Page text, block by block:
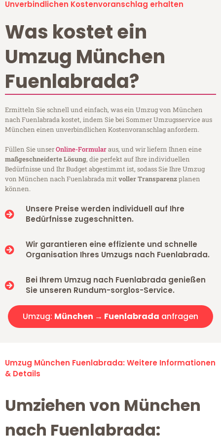
Unverbindlichen Kostenvoranschlag erhalten
Was kostet ein
Umzug München
Fuenlabrada?
Ermitteln Sie schnell und einfach, was ein Umzug von München
nach Fuenlabrada kostet, indem Sie bei Sommer Umzugsservice aus
München einen unverbindlichen Kostenvoranschlag anfordern.
Füllen Sie unserOnline-Formularaus, und wir liefern Ihnen eine
maßgeschneiderte Lösung, die perfekt auf Ihre individuellen
Bedürfnisse und Ihr Budget abgestimmt ist, sodass Sie Ihre Umzug
von München nach Fuenlabrada mitvoller Transparenzplanen
können.
Unsere Preise werden individuell auf Ihre
Bedürfnisse zugeschnitten.
Wir garantieren eine effiziente und schnelle
Organisation Ihres Umzugs nach Fuenlabrada.
Bei Ihrem Umzug nach Fuenlabrada genießen
Sie unseren Rundum-sorglos-Service.
Umzug: München → Fuenlabrada anfragen
Umzug München Fuenlabrada: Weitere Informationen
& Details
Umziehen von München
nach Fuenlabrada: